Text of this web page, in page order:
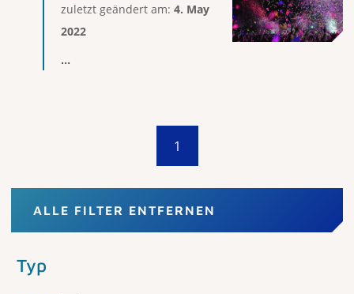
zuletzt geändert am: 4. May
2022
...
1
ALLE FILTER ENTFERNEN
Typ